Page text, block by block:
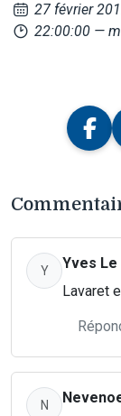
27 février
22:00:00 —
Y Yves Le
Lavaret
N